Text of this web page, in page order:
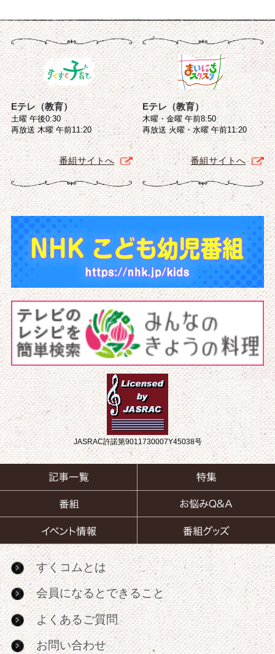
Eテレ（教育）
土曜 午後0:30
再放送 木曜 午前11:20
番組サイトへ
Eテレ（教育）
木曜・金曜 午前8:50
再放送 火曜・水曜 午前11:20
番組サイトへ
JASRAC許諾第9011730007Y45038号
すくコムとは
会員になるとできること
よくあるご質問
お問い合わせ